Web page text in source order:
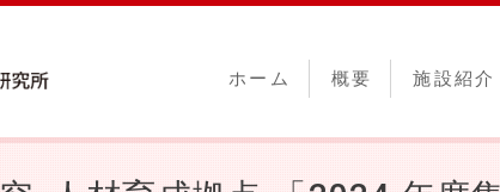
ホーム 概要 施設紹介